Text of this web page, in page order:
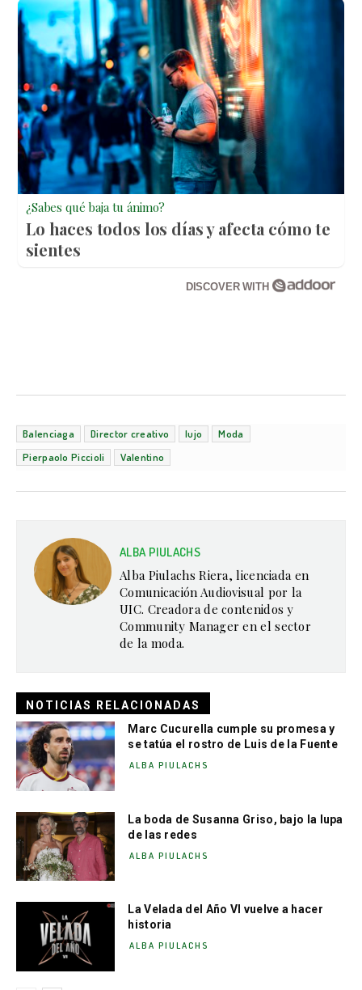
¿Sabes qué baja tu ánimo?
Lo haces todos los días y afecta cómo te
sientes
DISCOVER WITH
Balenciaga Director creativo lujo
Moda
Pierpaolo Piccioli
Valentino
ALBA PIULACHS
Alba Piulachs Riera, licenciada en
Comunicación Audiovisual por la
UIC. Creadora de contenidos y
Community Manager en el sector
de la moda.
NOTICIAS RELACIONADAS
Marc Cucurella cumple su promesa y
se tatúa el rostro de Luis de la Fuente
ALBA PIULACHS
La boda de Susanna Griso, bajo la lupa
de las redes
ALBA PIULACHS
La Velada del Año VI vuelve a hacer
historia
ALBA PIULACHS